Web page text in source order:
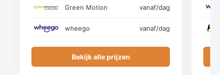
Green Motion vanaf/dag
wheego vanaf/dag
Bekijk alle prijzen